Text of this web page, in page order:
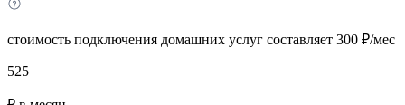
стоимость подключения домашних услуг составляет 300 ₽/мес
525